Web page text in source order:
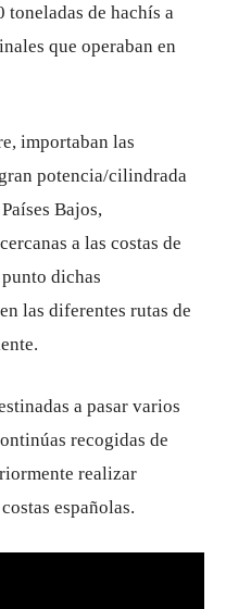
toneladas de hachís a
que operaban en
importaban las
potencia/cilindrada
Bajos,
a las costas de
dichas
las diferentes rutas de
a pasar varios
recogidas de
realizar
españolas.